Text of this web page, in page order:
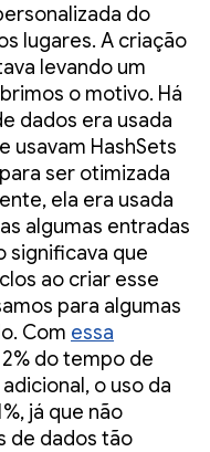
do
lugares. A criação
levando um
o motivo. Há
dados era usada
usavam HashSets
ser otimizada
ela era usada
algumas entradas
significava que
ao criar esse
para algumas
Com essa
do tempo de
o uso da
já que não
de dados tão